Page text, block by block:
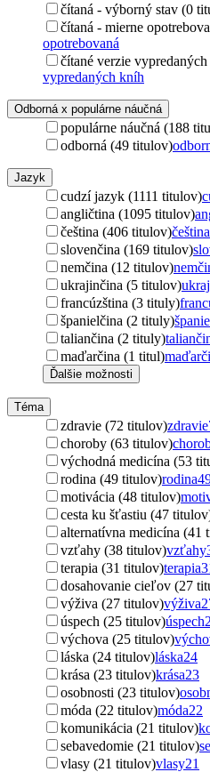
čítaná - výborný stav (0
čítaná - mierne
opotrebovaná
čítané verzie
vypredaných kníh
Odborná x populárne náučná
populárne náučná (188
odborná (49 titulov)
Jazyk
cudzí jazyk (1111 titulov)
angličtina (1095 titulov)
čeština (406 titulov)čeština
slovenčina (169 titulov)
nemčina (12 titulov)
ukrajinčina (5 titulov)
francúzština (3 tituly)
španielčina (2 tituly)
taliančina (2 tituly)
maďarčina (1 titul)
Ďalšie možnosti
Téma
zdravie (72 titulov)zdravie
choroby (63 titulov)
východná medicína (53
rodina (49 titulov)rodina
motivácia (48 titulov)
cesta ku šťastiu (47
alternatívna medicína (41
vzťahy (38 titulov)vzťahy
terapia (31 titulov)terapia
dosahovanie cieľov (27
výživa (27 titulov)výživa
úspech (25 titulov)úspech
výchova (25 titulov)
láska (24 titulov)láska24
krása (23 titulov)krása23
osobnosti (23 titulov)
móda (22 titulov)móda22
komunikácia (21 titulov)
sebavedomie (21 titulov)
vlasy (21 titulov)vlasy21